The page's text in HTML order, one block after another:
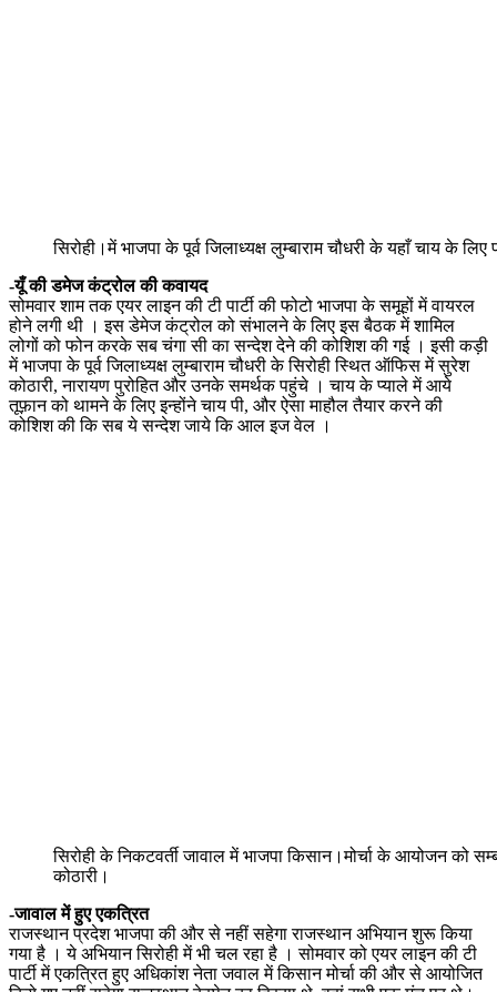
सिरोही।में भाजपा के पूर्व जिलाध्यक्ष लुम्बाराम चौधरी के यहाँ चाय के
-यूँ की डमेज कंट्रोल की कवायद
सोमवार शाम तक एयर लाइन की टी पार्टी की फोटो भाजपा के समूहों में वायरल
होने लगी थी । इस डेमेज कंट्रोल को संभालने के लिए इस बैठक में शामिल
लोगों को फोन करके सब चंगा सी का सन्देश देने की कोशिश की गई । इसी कड़ी
में भाजपा के पूर्व जिलाध्यक्ष लुम्बाराम चौधरी के सिरोही स्थित ऑफिस में सुरेश
कोठारी, नारायण पुरोहित और उनके समर्थक पहुंचे । चाय के प्याले में आये
तूफ़ान को थामने के लिए इन्होंने चाय पी, और ऐसा माहौल तैयार करने की
कोशिश की कि सब ये सन्देश जाये कि आल इज वेल ।
सिरोही के निकटवर्ती जावाल में भाजपा किसान।मोर्चा के आयोजन को
कोठारी।
-जावाल में हुए एकत्रित
राजस्थान प्रदेश भाजपा की और से नहीं सहेगा राजस्थान अभियान शुरू किया
गया है । ये अभियान सिरोही में भी चल रहा है । सोमवार को एयर लाइन की टी
पार्टी में एकत्रित हुए अधिकांश नेता जवाल में किसान मोर्चा की और से आयोजित